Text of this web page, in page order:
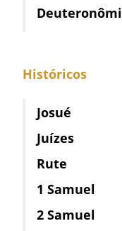
Históricos
Josué
Juízes
Rute
1 Samuel
2 Samuel